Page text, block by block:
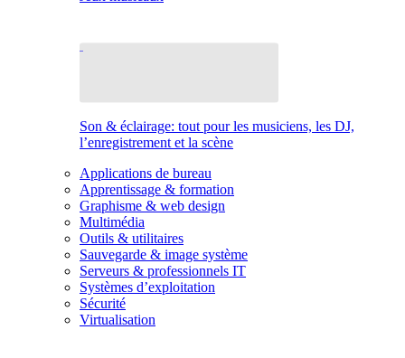
Son & éclairage: tout pour les musiciens, les DJ,
l’enregistrement et la scène
Applications de bureau
Apprentissage & formation
Graphisme & web design
Multimédia
Outils & utilitaires
Sauvegarde & image système
Serveurs & professionnels IT
Systèmes d’exploitation
Sécurité
Virtualisation